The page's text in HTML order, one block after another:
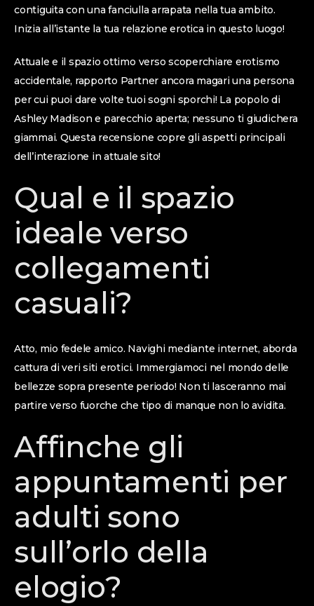
contiguita con una fanciulla arrapata nella tua ambito.
Inizia all’istante la tua relazione erotica in questo luogo!
Attuale e il spazio ottimo verso scoperchiare erotismo
accidentale, rapporto Partner ancora magari una persona
per cui puoi dare volte tuoi sogni sporchi! La popolo di
Ashley Madison e parecchio aperta; nessuno ti giudichera
giammai. Questa recensione copre gli aspetti principali
dell’interazione in attuale sito!
Qual e il spazio
ideale verso
collegamenti
casuali?
Atto, mio fedele amico. Navighi mediante internet, aborda
cattura di veri siti erotici. Immergiamoci nel mondo delle
bellezze sopra presente periodo! Non ti lasceranno mai
partire verso fuorche che tipo di manque non lo avidita.
Affinche gli
appuntamenti per
adulti sono
sull’orlo della
elogio?